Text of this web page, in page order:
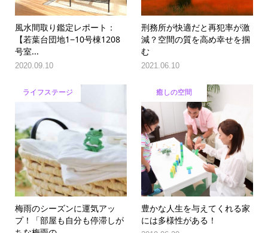
風水間取り鑑定レポート：
【若葉台団地1−10号棟1208
号室...
2020.09.10
刑務所が快適だと再犯率が激
減？空間の質を高め幸せを掴
む
2021.06.10
ライフステージ
梅雨のシーズンに運気アッ
プ！「部屋も自分も停滞しが
癒しの空間
豊かな人生を与えてくれる家
には多様性がある！